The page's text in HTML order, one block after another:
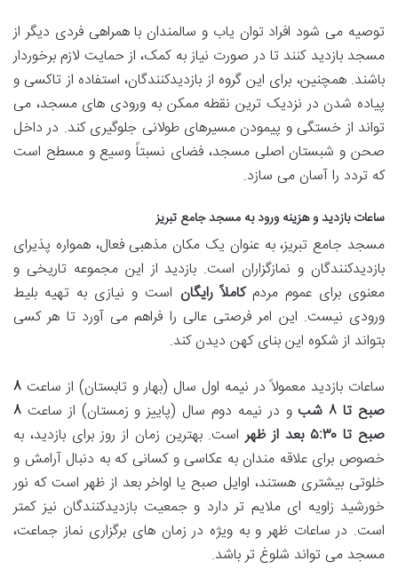
توصیه می شود افراد توان یاب و سالمندان با همراهی فردی دیگر از
مسجد بازدید کنند تا در صورت نیاز به کمک، از حمایت لازم برخوردار
باشند. همچنین، برای این گروه از بازدیدکنندگان، استفاده از تاکسی و
پیاده شدن در نزدیک ترین نقطه ممکن به ورودی های مسجد، می
تواند از خستگی و پیمودن مسیرهای طولانی جلوگیری کند. در داخل
صحن و شبستان اصلی مسجد، فضای نسبتاً وسیع و مسطح است
که تردد را آسان می سازد.
ساعات بازدید و هزینه ورود به مسجد جامع تبریز
مسجد جامع تبریز، به عنوان یک مکان مذهبی فعال، همواره پذیرای
بازدیدکنندگان و نمازگزاران است. بازدید از این مجموعه تاریخی و
معنوی برای عموم مردمکاملاً رایگان است و نیازی به تهیه بلیط
ورودی نیست. این امر فرصتی عالی را فراهم می آورد تا هر کسی
بتواند از شکوه این بنای کهن دیدن کند.
ساعات بازدید معمولاً در نیمه اول سال (بهار و تابستان) از ساعت ۸
صبح تا ۸ شب
و در نیمه دوم سال (پاییز و زمستان) از ساعت ۸
صبح تا ۵:۳۰ بعد از ظهر
است. بهترین زمان از روز برای بازدید، به
خصوص برای علاقه مندان به عکاسی و کسانی که به دنبال آرامش و
خلوتی بیشتری هستند، اوایل صبح یا اواخر بعد از ظهر است که نور
خورشید زاویه ای ملایم تر دارد و جمعیت بازدیدکنندگان نیز کمتر
است. در ساعات ظهر و به ویژه در زمان های برگزاری نماز جماعت،
مسجد می تواند شلوغ تر باشد.